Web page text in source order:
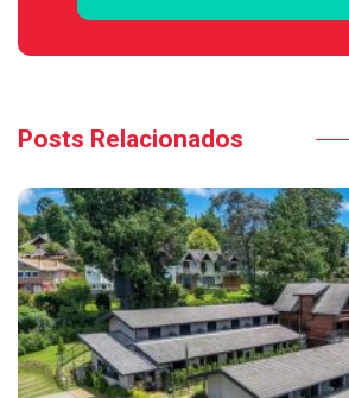
Posts Relacionados